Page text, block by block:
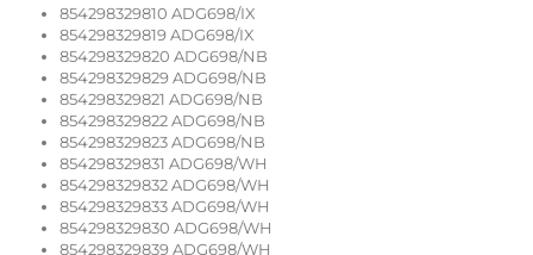
854298329810 ADG698/IX
854298329819 ADG698/IX
854298329820 ADG698/NB
854298329829 ADG698/NB
854298329821 ADG698/NB
854298329822 ADG698/NB
854298329823 ADG698/NB
854298329831 ADG698/WH
854298329832 ADG698/WH
854298329833 ADG698/WH
854298329830 ADG698/WH
854298329839 ADG698/WH